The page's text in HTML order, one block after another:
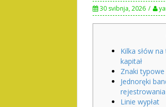
30 svibnja, 2026
Kilka słów
kapitał
Znaki typowe
Jednoręki
Linie wypłat